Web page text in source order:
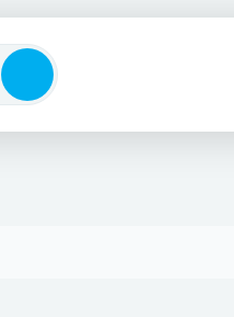
ventiler